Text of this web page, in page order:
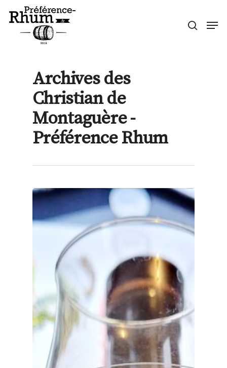
search
Archives des
Christian de
Montaguère -
Préférence Rhum
Close